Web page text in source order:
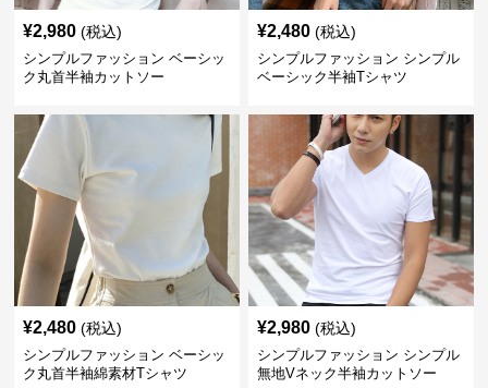
¥2,980 (税込)
シンプルファッション ベーシッ
ク丸首半袖カットソー
¥2,480 (税込)
シンプルファッション シンプル
ベーシック半袖Tシャツ
¥2,480 (税込)
シンプルファッション ベーシッ
ク丸首半袖綿素材Tシャツ
¥2,980 (税込)
シンプルファッション シンプル
無地Vネック半袖カットソー